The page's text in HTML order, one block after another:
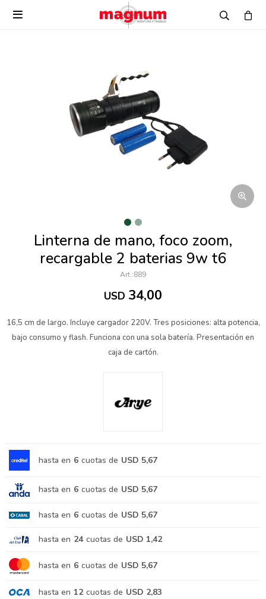

Linterna de mano, foco zoom,
recargable 2 baterias 9w t6
889
USD 34,00
16,5 cm de largo. Incluye cargador 220V. Tres posiciones: alta potencia,
bajo consumo y flash. Funciona con una sola batería. Presentación en
caja de cartón.
hasta en 6 cuotas de USD 5,67
hasta en 6 cuotas de USD 5,67
hasta en 6 cuotas de USD 5,67
hasta en 24 cuotas de USD 1,42
hasta en 6 cuotas de USD 5,67
hasta en 12 cuotas de USD 2,83